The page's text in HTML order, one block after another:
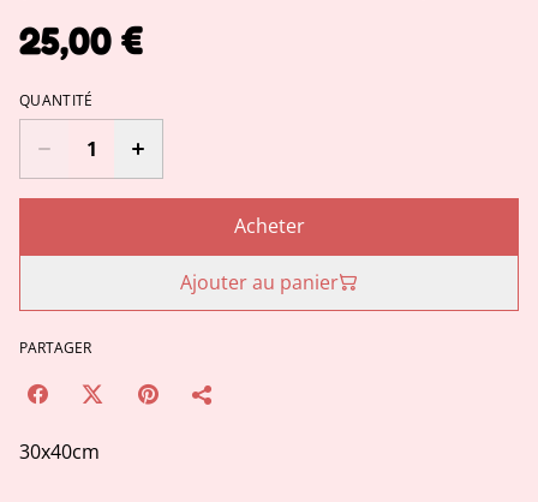
25,00 €
QUANTITÉ
Acheter
Ajouter au panier
PARTAGER
30x40cm